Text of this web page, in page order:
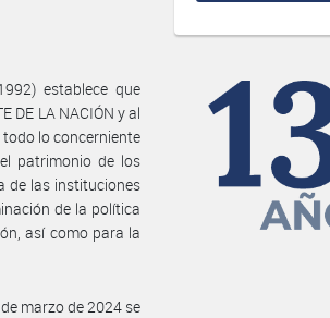
establece que
DE LA NACIÓN y al
todo lo concerniente
patrimonio de los
de las instituciones
de la política
así como para la
marzo de 2024 se